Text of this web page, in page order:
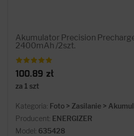
Akumulator Precision
2400mAh /2szt.
100.89 zł
za 1 szt
Kategoria: Foto > Zasilanie >
Producent: ENERGIZER
Model: 635428